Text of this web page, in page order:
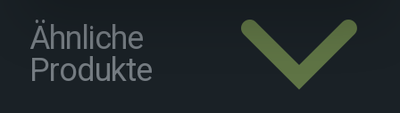
Ähnliche
Produkte